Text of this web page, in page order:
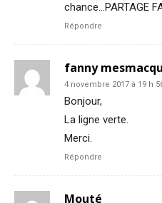
chance…PARTAGE
Répondre
fanny
4 novembre 2017 à 19 h
Bonjour,
La ligne verte.
Merci.
Répondre
Mouté